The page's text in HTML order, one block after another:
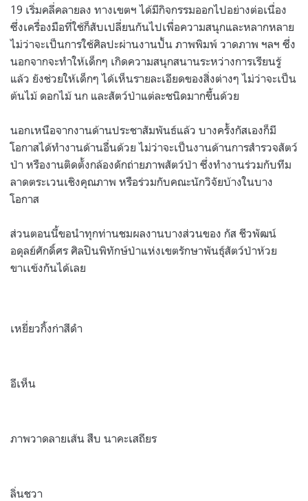
19 เริ่มคลี่คลายลง ทางเขตฯ ได้มีกิจกรรมออกไปอย่างต่อเนื่อง
ซึ่งเครื่องมือที่ใช้ก็สับเปลี่ยนกันไปเพื่อความสนุกและหลากหลาย
ไม่ว่าจะเป็นการใช้ศิลปะผ่านงานปั้น ภาพพิมพ์ วาดภาพ ฯลฯ ซึ่ง
นอกจากจะทำให้เด็กๆ เกิดความสนุกสนานระหว่างการเรียนรู้
แล้ว ยังช่วยให้เด็กๆ ได้เห็นรายละเอียดของสิ่งต่างๆ ไม่ว่าจะเป็น
ต้นไม้ ดอกไม้ นก และสัตว์ป่าแต่ละชนิดมากขึ้นด้วย
นอกเหนือจากงานด้านประชาสัมพันธ์แล้ว บางครั้งกัสเองก็มี
โอกาสได้ทำงานด้านอื่นด้วย ไม่ว่าจะเป็นงานด้านการสำรวจสัตว์
ป่า หรืองานติดตั้งกล้องดักถ่ายภาพสัตว์ป่า ซึ่งทำงานร่วมกับทีม
ลาดตระเวนเชิงคุณภาพ หรือร่วมกับคณะนักวิจัยบ้างในบาง
โอกาส
ส่วนตอนนี้ขอนำทุกท่านชมผลงานบางส่วนของ กัส ชีวพัฒน์
อดุลย์ศักดิ์ศร ศิลปินพิทักษ์ป่าแห่งเขตรักษาพันธุ์สัตว์ป่าห้วย
ขาเเข้งกันได้เลย
เหยี่ยวกิ้งก่าสีดำ
อีเห็น
ภาพวาดลายเส้น สืบ นาคะเสถียร
ลิ่นชวา